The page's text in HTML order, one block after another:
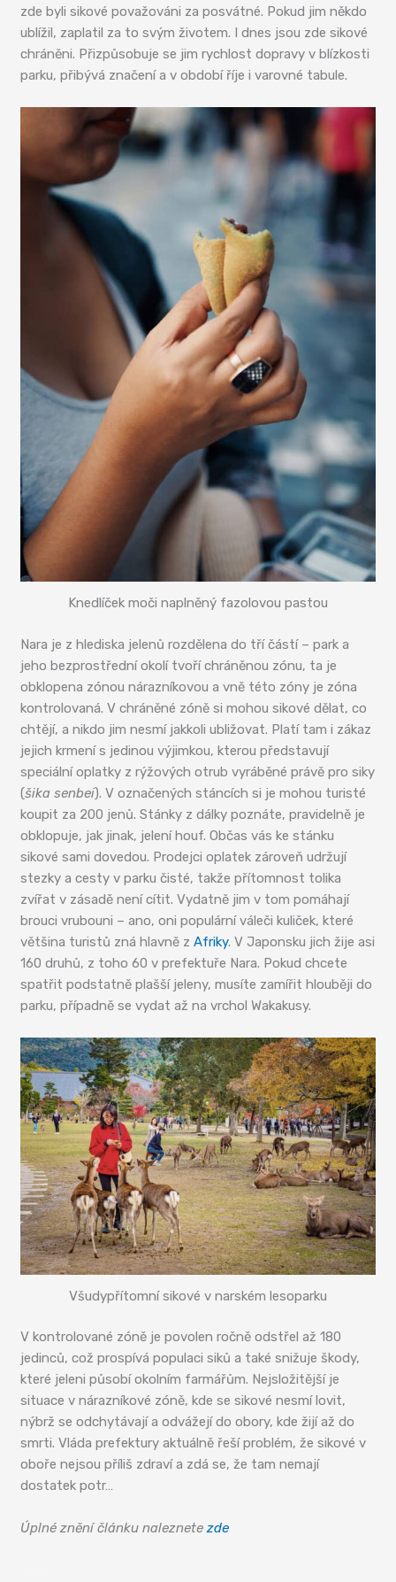
zde byli sikové považováni za posvátné. Pokud jim někdo
ublížil, zaplatil za to svým životem. I dnes jsou zde sikové
chráněni. Přizpůsobuje se jim rychlost dopravy v blízkosti
parku, přibývá značení a v období říje i varovné tabule.
Knedlíček moči naplněný fazolovou pastou
Nara je z hlediska jelenů rozdělena do tří částí – park a
jeho bezprostřední okolí tvoří chráněnou zónu, ta je
obklopena zónou nárazníkovou a vně této zóny je zóna
kontrolovaná. V chráněné zóně si mohou sikové dělat, co
chtějí, a nikdo jim nesmí jakkoli ubližovat. Platí tam i zákaz
jejich krmení s jedinou výjimkou, kterou představují
speciální oplatky z rýžových otrub vyráběné právě pro siky
(šika senbei). V označených stáncích si je mohou turisté
koupit za 200 jenů. Stánky z dálky poznáte, pravidelně je
obklopuje, jak jinak, jelení houf. Občas vás ke stánku
sikové sami dovedou. Prodejci oplatek zároveň udržují
stezky a cesty v parku čisté, takže přítomnost tolika
zvířat v zásadě není cítit. Vydatně jim v tom pomáhají
brouci vrubouni – ano, oni populární váleči kuliček, které
většina turistů zná hlavně zAfriky. V Japonsku jich žije asi
160 druhů, z toho 60 v prefektuře Nara. Pokud chcete
spatřit podstatně plašší jeleny, musíte zamířit hlouběji do
parku, případně se vydat až na vrchol Wakakusy.
Všudypřítomní sikové v narském lesoparku
V kontrolované zóně je povolen ročně odstřel až 180
jedinců, což prospívá populaci siků a také snižuje škody,
které jeleni působí okolním farmářům. Nejsložitější je
situace v nárazníkové zóně, kde se sikové nesmí lovit,
nýbrž se odchytávají a odvážejí do obory, kde žijí až do
smrti. Vláda prefektury aktuálně řeší problém, že sikové v
oboře nejsou příliš zdraví a zdá se, že tam nemají
dostatek potr…
Úplné znění článku naleznetezde